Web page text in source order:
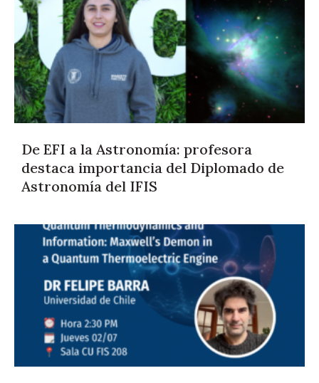
De EFI a la Astronomía: profesora
destaca importancia del Diplomado de
Astronomía del IFIS